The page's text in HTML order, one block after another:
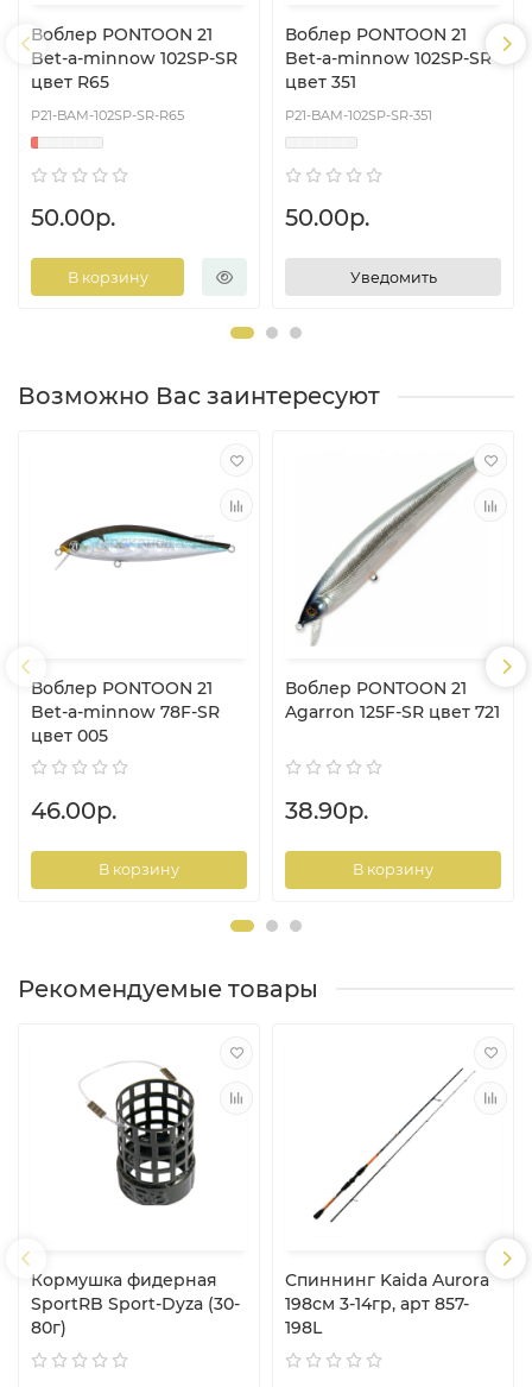
Воблер PONTOON 21
Bet-a-minnow 102SP-SR
цвет R65
P21-BAM-102SP-SR-R65
50.00р.
В корзину
Воблер PONTOON 21
Bet-a-minnow 102SP-SR
цвет 351
P21-BAM-102SP-SR-351
50.00р.
Уведомить
Возможно Вас заинтересуют
Воблер PONTOON 21
Bet-a-minnow 78F-SR
цвет 005
46.00р.
В корзину
Воблер PONTOON 21
Agarron 125F-SR цвет 721
38.90р.
В корзину
Рекомендуемые товары
Кормушка фидерная
SportRB Sport-Dyza (30-
80г)
Спиннинг Kaida Aurora
198см 3-14гр, арт 857-
198L